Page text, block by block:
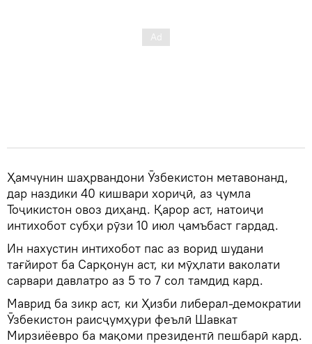
Ҳамчунин шаҳрвандони Ӯзбекистон метавонанд,
дар наздики 40 кишвари хориҷӣ, аз ҷумла
Тоҷикистон овоз диҳанд. Қарор аст, натоиҷи
интихобот субҳи рӯзи 10 июл ҷамъбаст гардад.
Ин нахустин интихобот пас аз ворид шудани
тағйирот ба Сарқонун аст, ки мӯҳлати ваколати
сарвари давлатро аз 5 то 7 сол тамдид кард.
Маврид ба зикр аст, ки Ҳизби либерал-демократии
Ӯзбекистон раисҷумҳури феълӣ Шавкат
Мирзиёевро ба мақоми президентӣ пешбарӣ кард.